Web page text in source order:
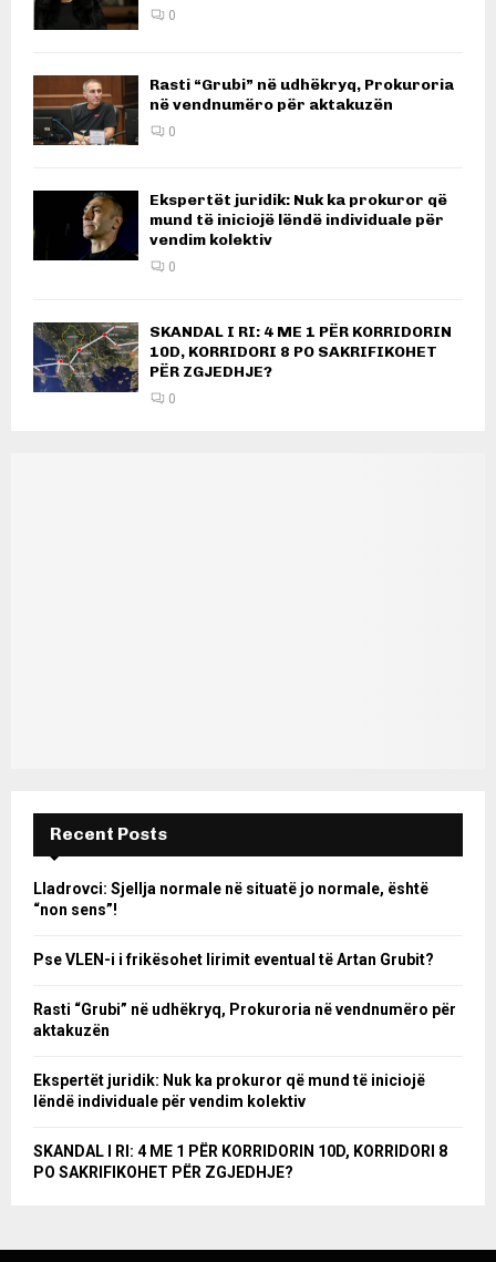
0
Rasti “Grubi” në udhëkryq, Prokuroria
në vendnumëro për aktakuzën
0
Ekspertët juridik: Nuk ka prokuror që
mund të iniciojë lëndë individuale për
vendim kolektiv
0
SKANDAL I RI: 4 ME 1 PËR KORRIDORIN
10D, KORRIDORI 8 PO SAKRIFIKOHET
PËR ZGJEDHJE?
0
Recent Posts
Lladrovci: Sjellja normale në situatë jo normale, është
“non sens”!
Pse VLEN-i i frikësohet lirimit eventual të Artan Grubit?
Rasti “Grubi” në udhëkryq, Prokuroria në vendnumëro për
aktakuzën
Ekspertët juridik: Nuk ka prokuror që mund të iniciojë
lëndë individuale për vendim kolektiv
SKANDAL I RI: 4 ME 1 PËR KORRIDORIN 10D, KORRIDORI 8
PO SAKRIFIKOHET PËR ZGJEDHJE?